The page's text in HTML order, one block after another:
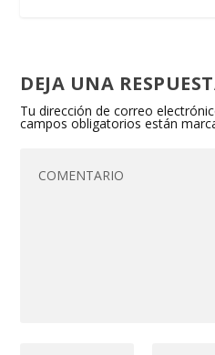
DEJA UNA
Tu dirección de correo
campos obligatorios están